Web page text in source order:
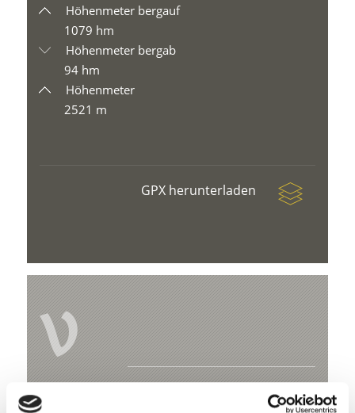
Höhenmeter bergauf
1079 hm
Höhenmeter bergab
94 hm
Höhenmeter
2521 m
GPX herunterladen
V
Wanderung entlang dem Göflaner